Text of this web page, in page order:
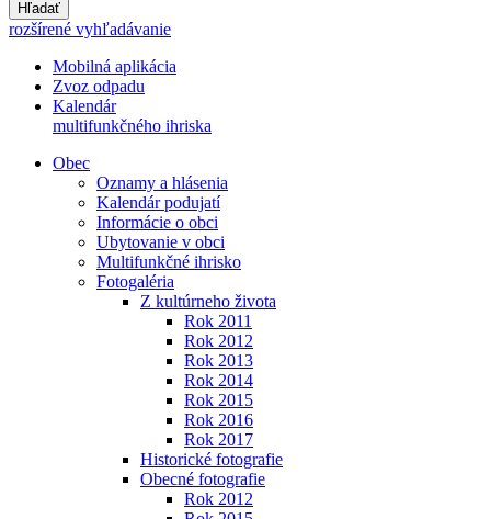
Hľadať
rozšírené vyhľadávanie
Mobilná aplikácia
Zvoz odpadu
Kalendár
multifunkčného ihriska
Obec
Oznamy a hlásenia
Kalendár podujatí
Informácie o obci
Ubytovanie v obci
Multifunkčné ihrisko
Fotogaléria
Z kultúrneho života
Rok 2011
Rok 2012
Rok 2013
Rok 2014
Rok 2015
Rok 2016
Rok 2017
Historické fotografie
Obecné fotografie
Rok 2012